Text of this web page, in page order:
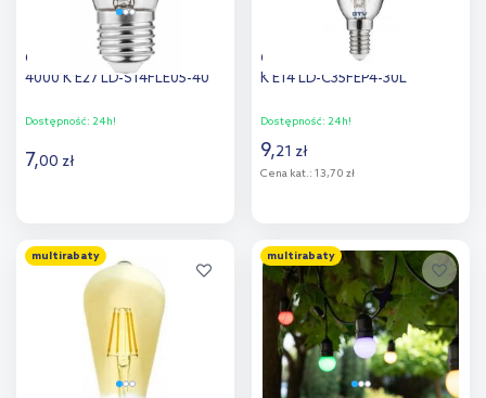
GTV żarówka LED 1x0,5 W
4000 K E27 LD-S14FLE05-40
Dostępność: 24h!
7,00 zł
Dodaj do
porównania
GTV żarówka LED 1x4 W 2700
K E14 LD-C35FEP4-30L
Dostępność: 24h!
9,21 zł
Cena kat.: 13,70 zł
Dodaj do
porównania
multirabaty multirabaty